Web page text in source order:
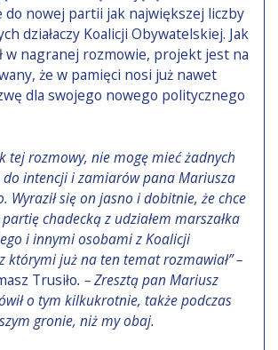
do nowej partii jak największej liczby
działaczy Koalicji Obywatelskiej. Jak
w nagranej rozmowie, projekt jest na
że w pamięci nosi już nawet
dla swojego nowego politycznego
tej rozmowy, nie mogę mieć żadnych
do intencji i zamiarów pana Mariusza
Wyraził się on jasno i dobitnie, że chce
chadecką z udziałem marszałka
i innymi osobami z Koalicji
którymi już na ten temat rozmawiał” –
Trusiło. – Zresztą pan Mariusz
o tym kilkukrotnie, także podczas
gronie, niż my obaj.